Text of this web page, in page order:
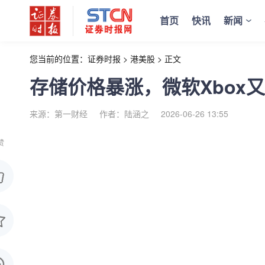
首页 快讯 新闻
您当前的位置： 证券时报 > 港美股 > 正文
存储价格暴涨，微软Xbox
来源：第一财经 作者：陆涵之 2026-06-26 13:55